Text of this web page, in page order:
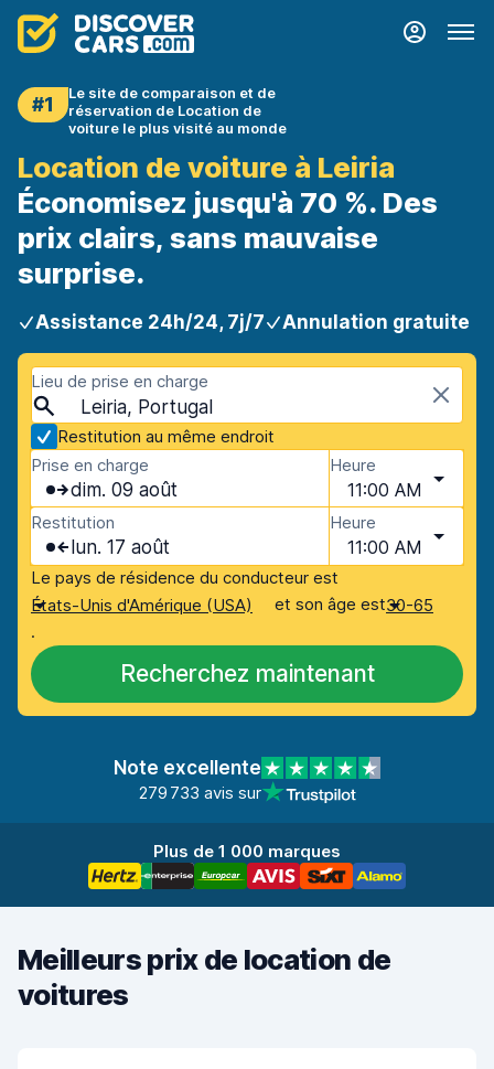
#1
Le site de comparaison et de
réservation de Location de
voiture le plus visité au monde
Location de voiture à Leiria
Économisez jusqu'à 70 %. Des
prix clairs, sans mauvaise
surprise.
Assistance 24h/24, 7j/7 Annulation gratuite
Lieu de prise en charge
Leiria, Portugal
Restitution au même endroit
Prise en charge
dim. 09 août
Heure
11:00 AM
Restitution
lun. 17 août
Heure
11:00 AM
Le pays de résidence du conducteur est
États-Unis d'Amérique (USA)
et son âge est30-65
.
Recherchez maintenant
Note excellente
279 733 avis sur
Plus de 1 000 marques
Meilleurs prix de location de
voitures